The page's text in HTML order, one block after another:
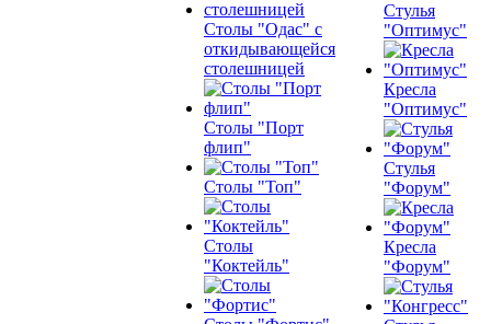
Столы "Одас" с
откидывающейся
столешницей
Столы "Порт
флип"
Столы "Топ"
Столы
"Коктейль"
Стулья
"Оптимус"
Кресла
"Оптимус"
Стулья
"Форум"
Кресла
"Форум"